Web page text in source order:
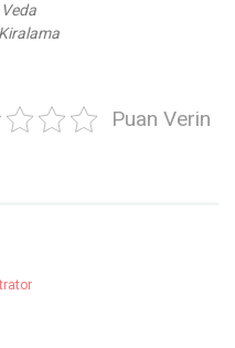
Puan Verin